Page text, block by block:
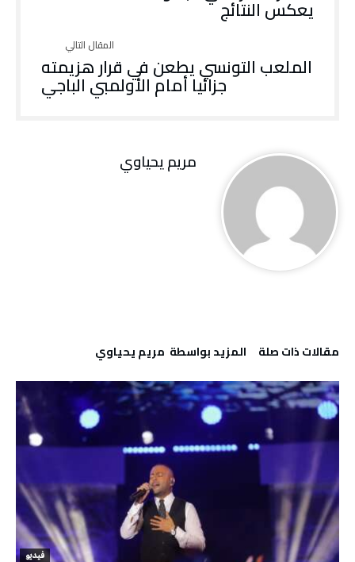
‬يعكس‭ ‬النتائج
الملعب التونسي يطعن في قرار هزيمته
جزائيا أمام الأولمبي الباجي
مريم يحياوي
‫مقالات ذات صلة‬ ‫‫المزيد بواسطة‬ ‬ مريم يحياوي
فيديو